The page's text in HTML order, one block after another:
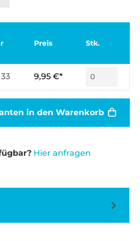
Preis Stk.
33 9,95 €*
in den Warenkorb
Hier anfragen